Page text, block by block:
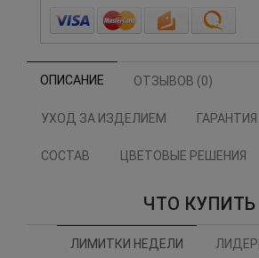
ОПИСАНИЕ ОТЗЫВОВ (0)
УХОД ЗА ИЗДЕЛИЕМ
СОСТАВ ЦВЕТОВЫЕ РЕШЕНИЯ
ЧТО КУПИТЬ
ЛИМИТКИ НЕДЕЛИ